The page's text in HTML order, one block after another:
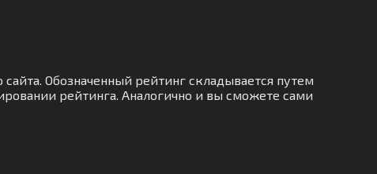
Обозначенный рейтинг складывается путем
рейтинга. Аналогично и вы сможете сами